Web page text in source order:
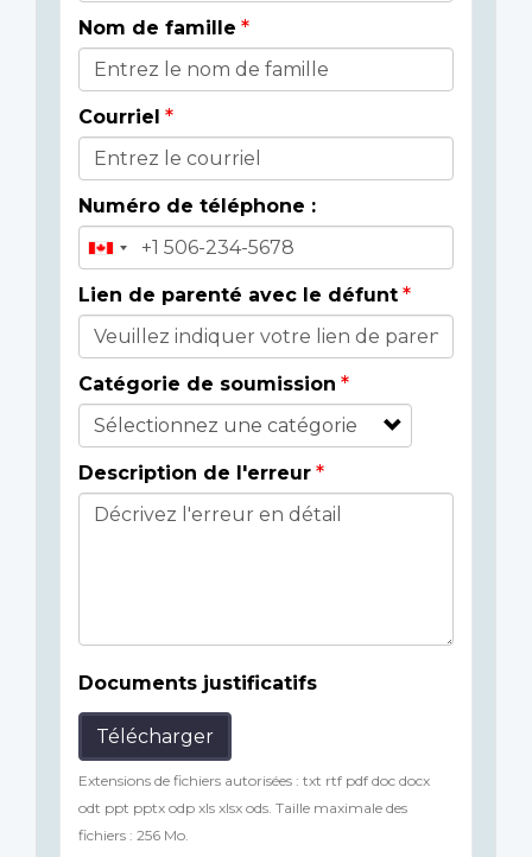
Details
Nom de famille
Courriel
Numéro de téléphone :
Lien de parenté avec le défunt
Catégorie de soumission
Description de l'erreur
Documents justificatifs
Télécharger
Extensions de fichiers autorisées : txt rtf pdf doc docx
odt ppt pptx odp xls xlsx ods. Taille maximale des
fichiers : 256 Mo.